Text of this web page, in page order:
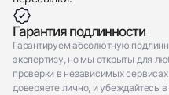
Гарантия подлинности
Гарантируем абсолютную
экспертизу, но мы открыты для
проверки в независимых
доверяете лично, и убеждайтесь